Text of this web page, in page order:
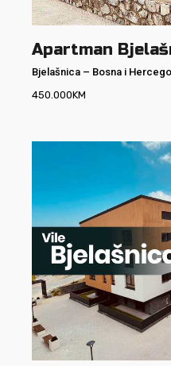
Apartman
Bjelašnica – Bosna i
450.000KM